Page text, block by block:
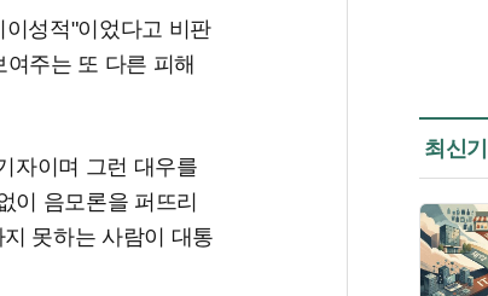
성적"이었다고 비판
주는 또 다른 피해
자이며 그런 대우를
이 음모론을 퍼뜨리
못하는 사람이 대통
최신